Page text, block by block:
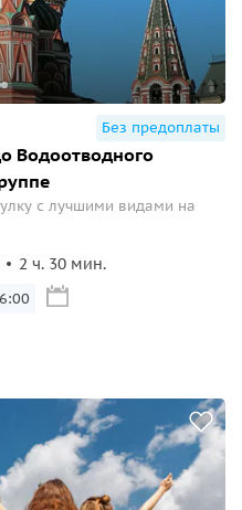
Без предоплаты
Водоотводного
с лучшими видами на
2 ч. 30 мин.